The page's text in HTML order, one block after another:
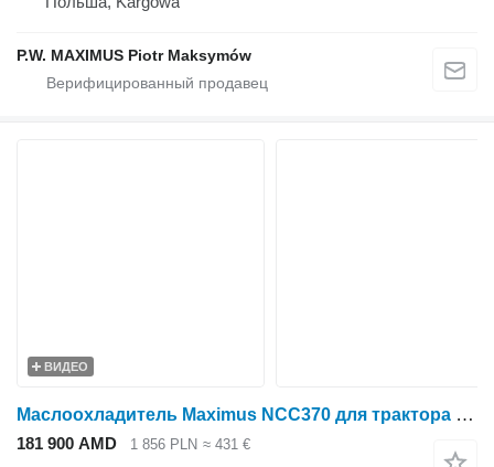
P.W. MAXIMUS Piotr Maksymów
ВИДЕО
Маслоохладитель Maximus NCC370 для трактора колесного Case IH MAGNUM 7210 , 7220 , 7230 , 7240 , 7250 , 8910 , 8920 , 8930 , 8940 , 8950
181 900 AMD 1 856 PLN ≈ 431 €